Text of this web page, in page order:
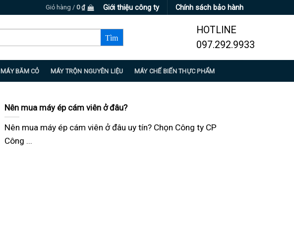
Giỏ hàng / 0₫ Giới thiệu công ty Chính sách bảo hành
HOTLINE
097.292.9933
MÁY BĂM CỎ MÁY TRỘN NGUYÊN LIỆU MÁY CHẾ BIẾN THỰC PHẨM
Nên mua máy ép cám viên ở đâu?
Nên mua máy ép cám viên ở đâu uy tín? Chọn Công ty CP
Công ...